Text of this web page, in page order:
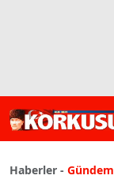
Haberler - Gündem